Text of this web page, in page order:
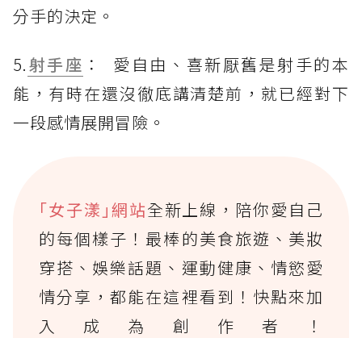
分手的決定。
5.射手座 ： 愛自由、喜新厭舊是射手的本
能，有時在還沒徹底講清楚前，就已經對下
一段感情展開冒險。
｢女子漾｣網站全新上線，陪你愛自己
的每個樣子！最棒的美食旅遊、美妝
穿搭、娛樂話題、運動健康、情慾愛
情分享，都能在這裡看到！快點來加
入成為創作者！